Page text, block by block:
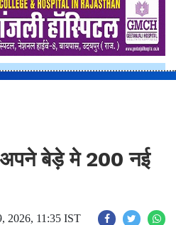
अपने बेड़े मे 200 नई
2026, 11:35 IST